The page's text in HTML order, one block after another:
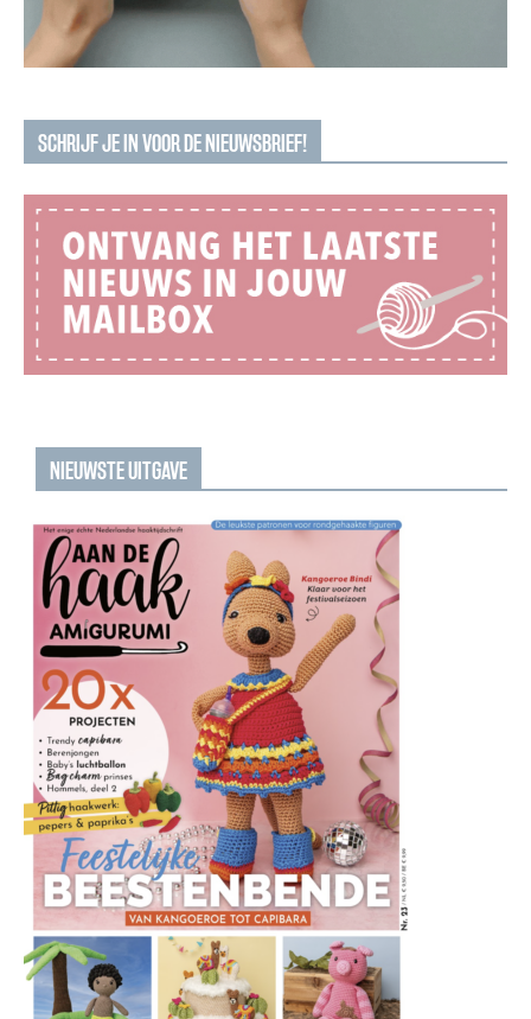
SCHRIJF JE IN VOOR DE NIEUWSBRIEF!
NIEUWSTE UITGAVE